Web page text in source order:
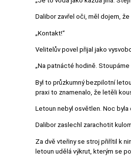
Dalibor zavřel oči, měl dojem,
„Kontakt!“
Velitelův povel přijal jako
„Na patnácté hodině. Stoupáme
Byl to průzkumný bezpilotní
praxi to znamenalo, že letěli
Letoun nebyl osvětlen. Noc
Dalibor zaslechl zarachotit
Za dvě vteřiny se stroj přiřítil k
letoun udělá výkrut, kterým se